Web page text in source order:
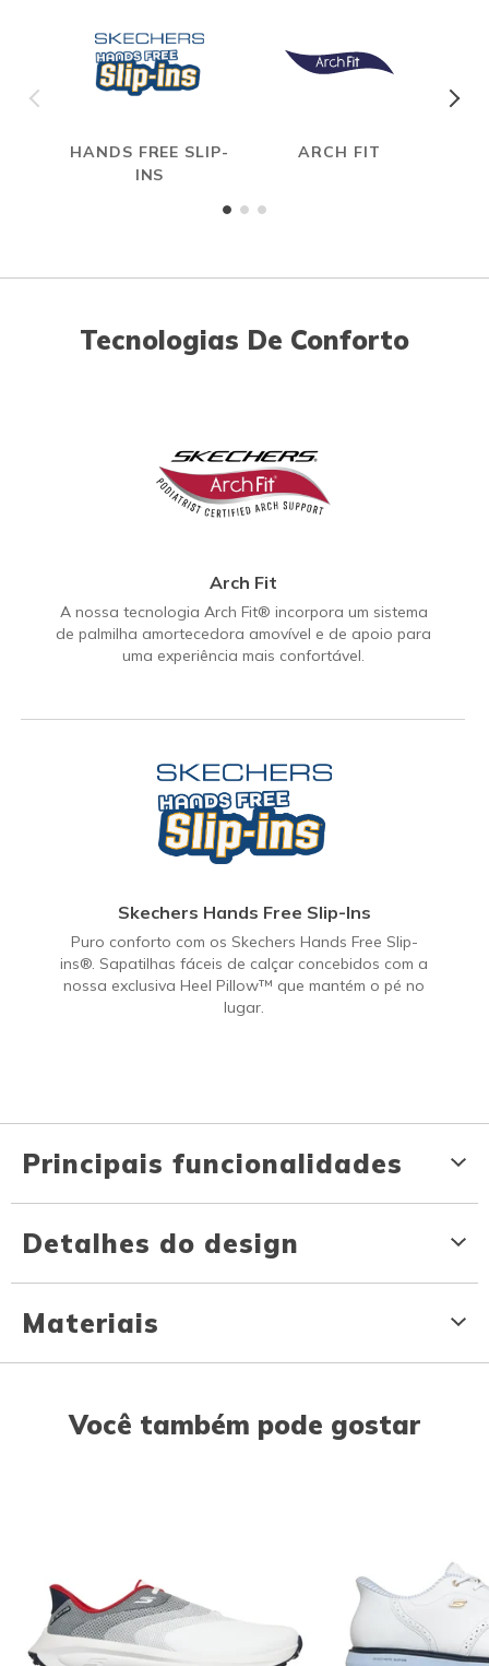
HANDS FREE SLIP-
INS
ARCH FIT
Tecnologias De Conforto
Arch Fit
A nossa tecnologia Arch Fit® incorpora um sistema
de palmilha amortecedora amovível e de apoio para
uma experiência mais confortável.
Skechers Hands Free Slip-Ins
Puro conforto com os Skechers Hands Free Slip-
ins®. Sapatilhas fáceis de calçar concebidos com a
nossa exclusiva Heel Pillow™ que mantém o pé no
lugar.
Principais funcionalidades
Detalhes do design
Materiais
Você também pode gostar